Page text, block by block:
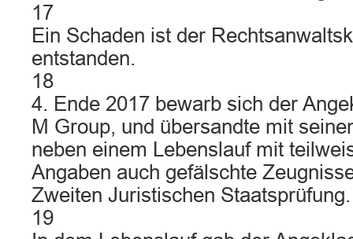
17
Ein Schaden ist der
entstanden.
18
4. Ende 2017 bewarb sich der
M Group, und übersandte mit
neben einem Lebenslauf mit
Angaben auch gefälschte
Zweiten Juristischen Staatsprüfung.
19